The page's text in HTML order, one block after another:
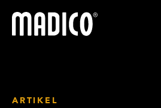
Madico
ARTIKEL